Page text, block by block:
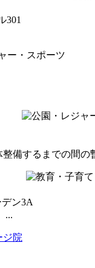
301
備するまでの間の
ン3A
...
ジ院